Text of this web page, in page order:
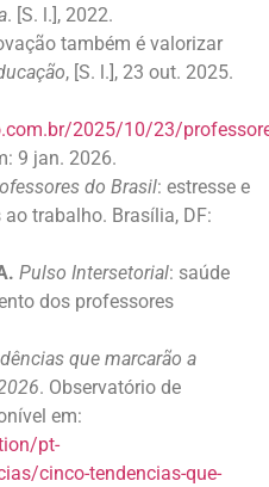
. [S. l.], 2022.
também é valorizar
, [S. l.], 23 out. 2025.
2025/10/23/
9 jan. 2026.
do Brasil: estresse e
trabalho. Brasília, DF:
Pulso Intersetorial: saúde
dos professores
que marcarão a
. Observatório de
em:
pt-
cinco-tendencias-que-